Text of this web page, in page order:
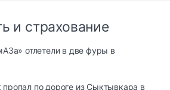
и страхование
отлетели в две фуры в
по дороге из Сыктывкара в